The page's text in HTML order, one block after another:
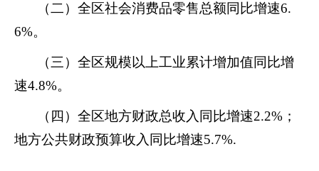
（二）全区社会消费品零售总额同比增速6.
6%。
（三）全区规模以上工业累计增加值同比增
速4.8%。
（四）全区地方财政总收入同比增速2.2%；
地方公共财政预算收入同比增速5.7%.